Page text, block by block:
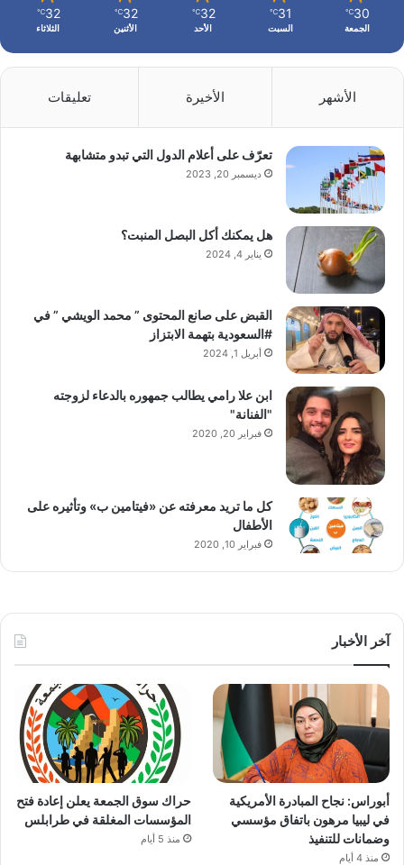
30
℃
الجمعة
31
℃
السبت
32
℃
الأحد
32
℃
الأثنين
32
℃
الثلاثاء
الأشهر الأخيرة تعليقات
تعرّف على أعلام الدول التي تبدو متشابهة
ديسمبر 20, 2023
هل يمكنك أكل البصل المنبت؟
يناير 4, 2024
القبض على صانع المحتوى ” محمد الويشي ” في
#السعودية بتهمة الابتزاز
أبريل 1, 2024
ابن علا رامي يطالب جمهوره بالدعاء لزوجته
"الفنانة"
فبراير 20, 2020
كل ما تريد معرفته عن «فيتامين ب» وتأثيره على
الأطفال
فبراير 10, 2020
آخر الأخبار
أبوراس: نجاح المبادرة الأمريكية
في ليبيا مرهون باتفاق مؤسسي
وضمانات للتنفيذ
منذ 4 أيام
حراك سوق الجمعة يعلن إعادة فتح
المؤسسات المغلقة في طرابلس
منذ 5 أيام